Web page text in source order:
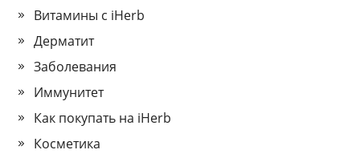
Витамины с iHerb
Дерматит
Заболевания
Иммунитет
Как покупать на iHerb
Косметика